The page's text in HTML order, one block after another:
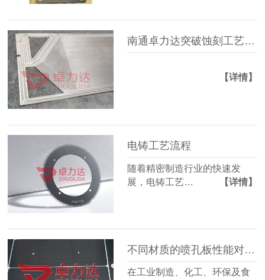
南通卓力达突破蚀刻工艺！揭秘燃料电池双极板0.1mm超薄流道技术如何降本30%
【详情】
电铸工艺流程
随着精密制造行业的快速发
展，电铸工艺…
【详情】
不同材质的喷孔板性能对比？
在工业制造、化工、环保及食